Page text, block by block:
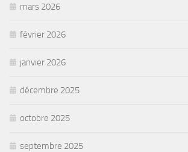
mars 2026
février 2026
janvier 2026
décembre 2025
octobre 2025
septembre 2025